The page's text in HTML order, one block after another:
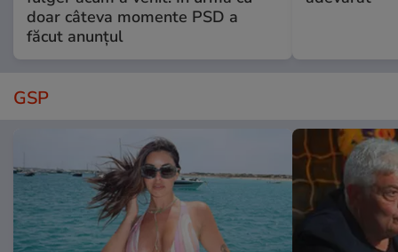
doar câteva momente PSD a
făcut anunțul
GSP